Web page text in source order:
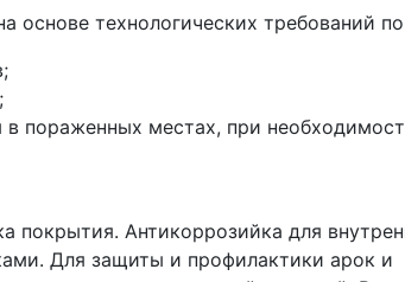
основе технологических требований
в пораженных местах, при
покрытия. Антикоррозийка для
Для защиты и профилактики арок и